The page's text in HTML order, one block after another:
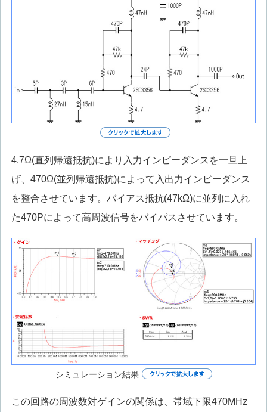
4.7Ω(直列帰還抵抗)により入力インピーダンスを一旦上
げ、470Ω(並列帰還抵抗)によって入出力インピーダンス
を整合させています。バイアス抵抗(47kΩ)に並列に入れ
た470Pによって高周波信号をバイパスさせています。
シミュレーション結果
この回路の周波数対ゲインの関係は、帯域下限470MHz